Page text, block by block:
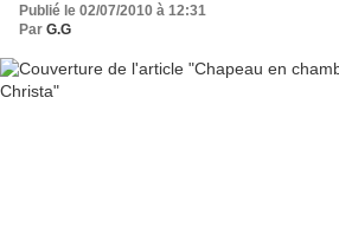
Publié le 02/07/2010 à 12:31
Par G.G